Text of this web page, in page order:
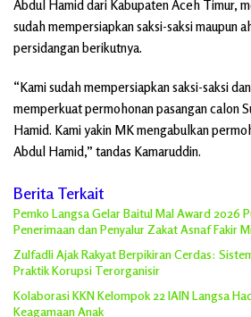
Abdul Hamid dari Kabupaten Aceh Timur,
sudah mempersiapkan saksi-saksi maupun
persidangan berikutnya.
“Kami sudah mempersiapkan saksi-saksi
memperkuat permohonan pasangan calon
Hamid. Kami yakin MK mengabulkan
Abdul Hamid,” tandas Kamaruddin.
Berita Terkait
Pemko Langsa Gelar Baitul Mal Award 2026
Penerimaan dan Penyalur Zakat Asnaf Fakir
Zulfadli Ajak Rakyat Berpikiran Cerdas:
Praktik Korupsi Terorganisir
Kolaborasi KKN Kelompok 22 IAIN Langsa
Keagamaan Anak